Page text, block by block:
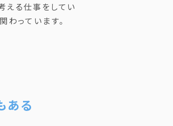
える仕事をしてい
わっています。
ある